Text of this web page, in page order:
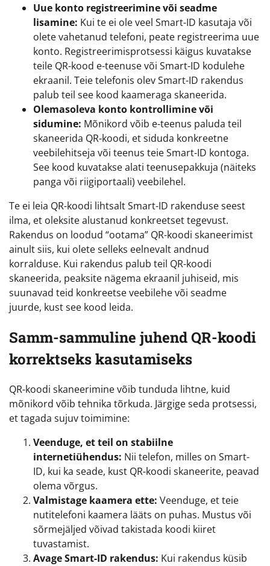
Uue konto registreerimine või seadme
lisamine: Kui te ei ole veel Smart-ID kasutaja või
olete vahetanud telefoni, peate registreerima uue
konto. Registreerimisprotsessi käigus kuvatakse
teile QR-kood e-teenuse või Smart-ID kodulehe
ekraanil. Teie telefonis olev Smart-ID rakendus
palub teil see kood kaameraga skaneerida.
Olemasoleva konto kontrollimine või
sidumine: Mõnikord võib e-teenus paluda teil
skaneerida QR-koodi, et siduda konkreetne
veebilehitseja või teenus teie Smart-ID kontoga.
See kood kuvatakse alati teenusepakkuja (näiteks
panga või riigiportaali) veebilehel.
Te ei leia QR-koodi lihtsalt Smart-ID rakenduse seest
ilma, et oleksite alustanud konkreetset tegevust.
Rakendus on loodud “ootama” QR-koodi skaneerimist
ainult siis, kui olete selleks eelnevalt andnud
korralduse. Kui rakendus palub teil QR-koodi
skaneerida, peaksite nägema ekraanil juhiseid, mis
suunavad teid konkreetse veebilehe või seadme
juurde, kust see kood leida.
Samm-sammuline juhend QR-koodi
korrektseks kasutamiseks
QR-koodi skaneerimine võib tunduda lihtne, kuid
mõnikord võib tehnika tõrkuda. Järgige seda protsessi,
et tagada sujuv toimimine:
Veenduge, et teil on stabiilne
internetiühendus: Nii telefon, milles on Smart-
ID, kui ka seade, kust QR-koodi skaneerite, peavad
olema võrgus.
Valmistage kaamera ette: Veenduge, et teie
nutitelefoni kaamera lääts on puhas. Mustus või
sõrmejäljed võivad takistada koodi kiiret
tuvastamist.
Avage Smart-ID rakendus: Kui rakendus küsib